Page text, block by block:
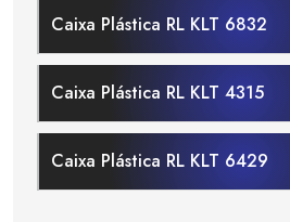
Caixa Plástica RL KLT 6832
Caixa Plástica RL KLT 4315
Caixa Plástica RL KLT 6429